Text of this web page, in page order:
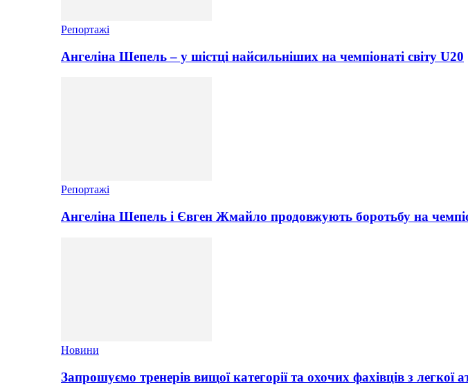
Репортажі
Ангеліна Шепель – у шістці найсильніших на чемпіонаті світу U20
Репортажі
Ангеліна Шепель і Євген Жмайло продовжують боротьбу на
Новини
Запрошуємо тренерів вищої категорії та охочих фахівців з легкої